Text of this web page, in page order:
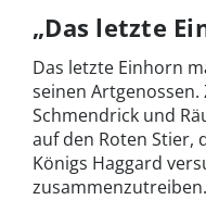
„Das letzte
Das letzte Einhorn
seinen
Schmendrick und
auf den Roten Stier,
Königs Haggard
zusammenzutreiben.